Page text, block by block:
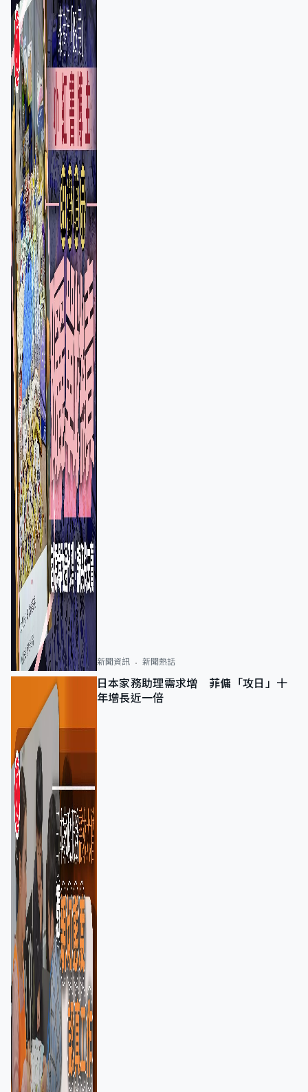
新聞資訊 新聞熱話
日本家務助理需求增 菲傭「攻日」十
年增長近一倍